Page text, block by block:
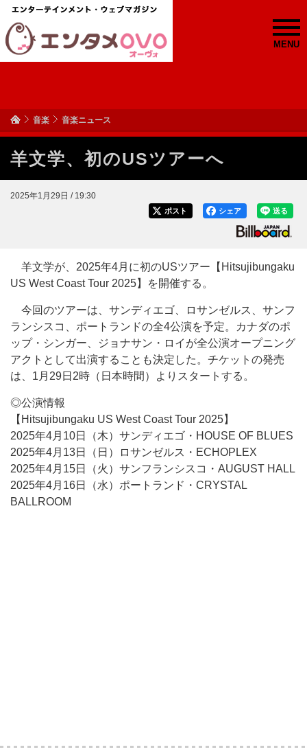
MENU
音楽 音楽ニュース
羊文学、初のUSツアーへ
2025年1月29日 / 19:30
送る
シェア
ポスト
羊文学が、2025年4月に初のUSツアー【Hitsujibungaku
US West Coast Tour 2025】を開催する。
今回のツアーは、サンディエゴ、ロサンゼルス、サンフ
ランシスコ、ポートランドの全4公演を予定。カナダのポ
ップ・シンガー、ジョナサン・ロイが全公演オープニング
アクトとして出演することも決定した。チケットの発売
は、1月29日2時（日本時間）よりスタートする。
◎公演情報
【Hitsujibungaku US West Coast Tour 2025】
2025年4月10日（木）サンディエゴ・HOUSE OF BLUES
2025年4月13日（日）ロサンゼルス・ECHOPLEX
2025年4月15日（火）サンフランシスコ・AUGUST HALL
2025年4月16日（水）ポートランド・CRYSTAL
BALLROOM